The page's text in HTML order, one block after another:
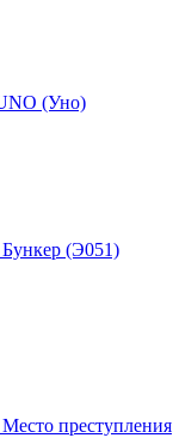
(Уно)
Бункер (Э051)
преступления